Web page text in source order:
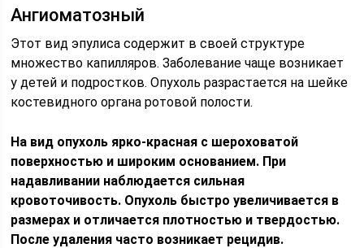
Ангиоматозный
Этот вид эпулиса содержит в своей структуре
множество капилляров. Заболевание чаще возникает
у детей и подростков. Опухоль разрастается на шейке
костевидного органа ротовой полости.
На вид опухоль ярко-красная с шероховатой
поверхностью и широким основанием. При
надавливании наблюдается сильная
кровоточивость. Опухоль быстро увеличивается в
размерах и отличается плотностью и твердостью.
После удаления часто возникает рецидив.